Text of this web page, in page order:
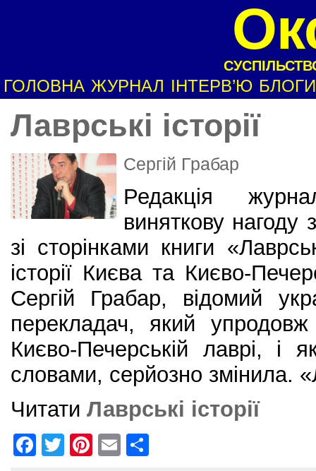
ГОЛОВНА ЖУРНАЛ ІНТЕРВ’Ю БЛОГИ
Лаврські історії
Сергій Грабар
Редакція
виняткову нагоду
зі сторінками книги
історії Києва та Києво-
Сергій Грабар, відомий
перекладач, який
Києво-Печерській лаврі, і
словами, серйозно змінила.
Читати Лаврські історії
F
T
Pi
E